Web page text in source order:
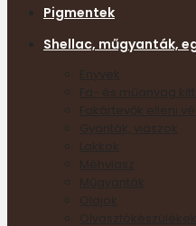
Pigmentek
Shellac, műgyanták,
Enyvek
Fa- és műanyag
Fakártevők elleni
Gyanták, viaszok
Lakkok
Méhviasz
Műgyanták
Olajok
Olvasztókészülékek